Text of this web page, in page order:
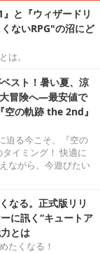
と『ウィザードリ
ないRPG"の沼にど
は。
スト！暑い夏、涼
冒険へ―最安値で
の軌跡 the 2nd』
迫る今こそ、『空の
イミング！ 快適に
ながら、今遊びたい
なる。正式版リリ
に訊く“キュートア
とは
たくなる！